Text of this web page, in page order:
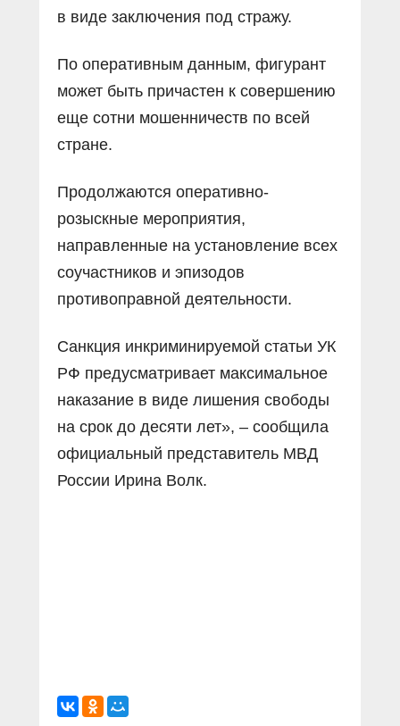
в виде заключения под стражу.
По оперативным данным, фигурант
может быть причастен к совершению
еще сотни мошенничеств по всей
стране.
Продолжаются оперативно-
розыскные мероприятия,
направленные на установление всех
соучастников и эпизодов
противоправной деятельности.
Санкция инкриминируемой статьи УК
РФ предусматривает максимальное
наказание в виде лишения свободы
на срок до десяти лет», – сообщила
официальный представитель МВД
России Ирина Волк.